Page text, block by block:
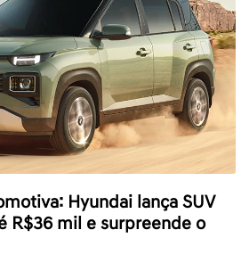
Hyundai lança SUV
R$36 mil e surpreende o